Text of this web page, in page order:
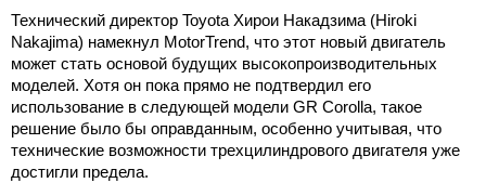
Технический директор Toyota Хирои Накадзима (Hiroki
Nakajima) намекнул MotorTrend, что этот новый двигатель
может стать основой будущих высокопроизводительных
моделей. Хотя он пока прямо не подтвердил его
использование в следующей модели GR Corolla, такое
решение было бы оправданным, особенно учитывая, что
технические возможности трехцилиндрового двигателя уже
достигли предела.